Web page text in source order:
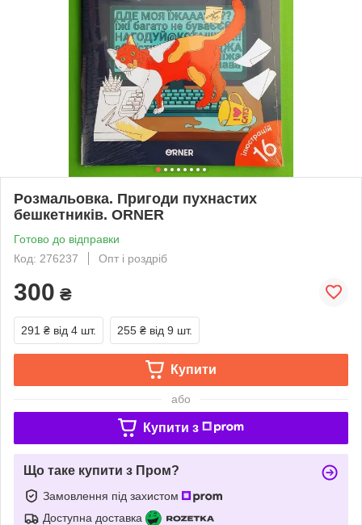
Розмальовка. Пригоди пухнастих
бешкетників. ORNER
Готово до відправки
Код: 276237
Опт і роздріб
300 ₴
291 ₴ від 4 шт. 255 ₴ від 9 шт.
Купити
або
Купити з
Що таке купити з Пром?
Замовлення під захистом
Доступна доставка